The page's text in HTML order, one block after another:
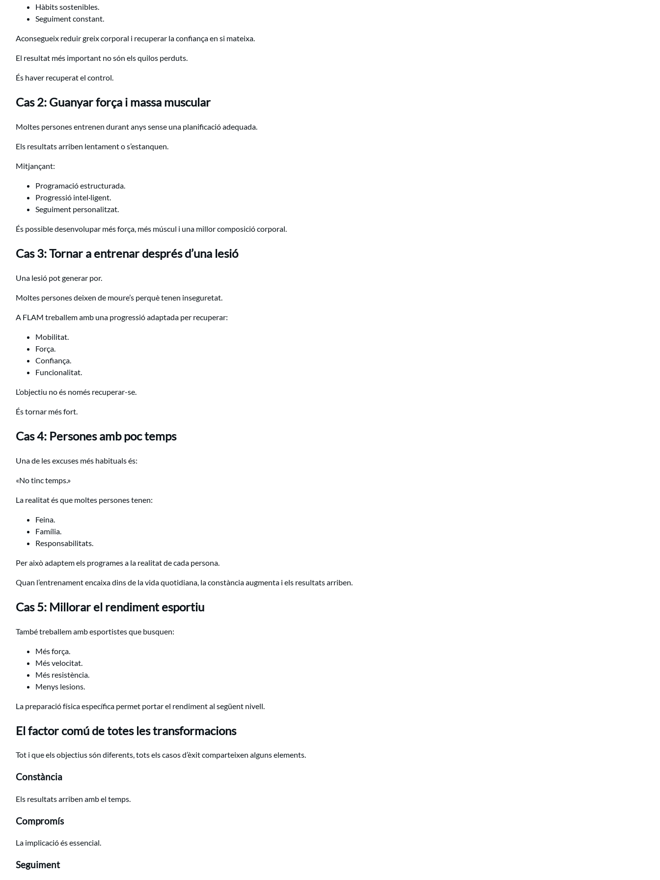
Hàbits sostenibles.
Seguiment constant.
Aconsegueix reduir greix corporal i recuperar la confiança en si mateixa.
El resultat més important no són els quilos perduts.
És haver recuperat el control.
Cas 2: Guanyar força i massa muscular
Moltes persones entrenen durant anys sense una planificació adequada.
Els resultats arriben lentament o s’estanquen.
Mitjançant:
Programació estructurada.
Progressió intel·ligent.
Seguiment personalitzat.
És possible desenvolupar més força, més múscul i una millor composició corporal.
Cas 3: Tornar a entrenar després d’una lesió
Una lesió pot generar por.
Moltes persones deixen de moure’s perquè tenen inseguretat.
A FLAM treballem amb una progressió adaptada per recuperar:
Mobilitat.
Força.
Confiança.
Funcionalitat.
L’objectiu no és només recuperar-se.
És tornar més fort.
Cas 4: Persones amb poc temps
Una de les excuses més habituals és:
«No tinc temps.»
La realitat és que moltes persones tenen:
Feina.
Família.
Responsabilitats.
Per això adaptem els programes a la realitat de cada persona.
Quan l’entrenament encaixa dins de la vida quotidiana, la constància augmenta i els resultats arriben.
Cas 5: Millorar el rendiment esportiu
També treballem amb esportistes que busquen:
Més força.
Més velocitat.
Més resistència.
Menys lesions.
La preparació física específica permet portar el rendiment al següent nivell.
El factor comú de totes les transformacions
Tot i que els objectius són diferents, tots els casos d’èxit comparteixen alguns elements.
Constància
Els resultats arriben amb el temps.
Compromís
La implicació és essencial.
Seguiment